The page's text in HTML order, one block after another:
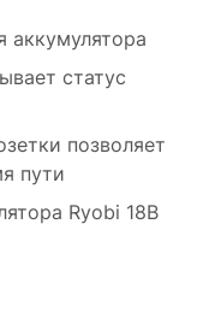
аккумулятора
статус
позволяет
пути
Ryobi 18В